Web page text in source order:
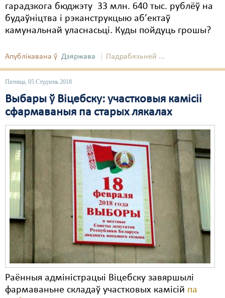
гарадзкога бюджэту 33 млн. 640 тыс. рублёў на
будаўніцтва і рэканструкцыю аб’ектаў
камунальнай уласнасьці. Куды пойдуць грошы?
Апублікавана ў Дзяржава Падрабязьней ...
Пятніца, 05 Студзень 2018
Выбары ў Віцебску: участковыя камісіі
сфармаваныя па старых лякалах
Раённыя адміністрацыі Віцебску завяршылі
фармаваньне складаў участковых камісій па